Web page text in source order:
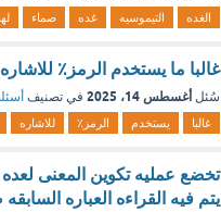
الغده التيموسيه غده صماء لها
غالبا ما يستخدم الرمز٪
سُئل أغسطس 14، 2025 في تصنيف
غالبا يستخدم الرمز٪ للاشاره
تخضع عمليه تكوين المعنى
يتم فيه القراءه العباره